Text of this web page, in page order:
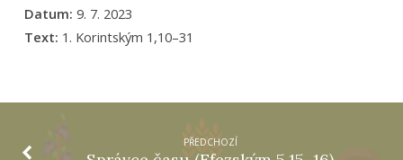
Datum: 9. 7. 2023
Text: 1. Korintským 1,10–31
PŘEDCHOZÍ